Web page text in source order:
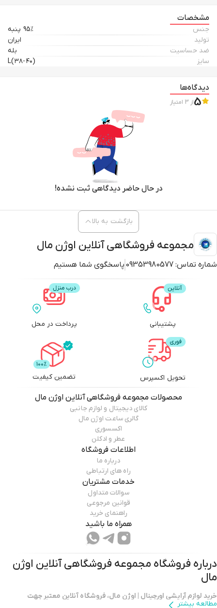
مشخصات
جنس
95% پنبه
تولید
ایران
ضد حساسیت
بله
سایز
L(۳۸-۴۰)
دیدگاه‌ها
5از 3 امتیاز
در حال حاضر دیدگاهی ثبت نشده!
مجموعه فروشگاهی آنلاین اوژن مال
شماره تماس: 09353980577 پاسخگوی شما هستیم
بازگشت به بالا
پشتیبانی پرداخت در محل
تحویل اکسپرس تضمین کیفیت
محصولات مجموعه فروشگاهی آنلاین اوژن مال
کالای دیجیتال و لوازم جانبی
گالری ساعت اوژن مال
اکسسوری
عطر و ادکلن
اطلاعات فروشگاه
درباره ما
راه های ارتباطی
خدمات مشتریان
سوالات متداول
قوانین مرجوعی
راهنمای خرید
همراه ما باشید
درباره فروشگاه مجموعه فروشگاهی آنلاین اوژن
مال
خرید لوازم آرایشی اورجینال | اوژن مال، فروشگاه آنلاین معتبر جهت
مطالعه بیشتر